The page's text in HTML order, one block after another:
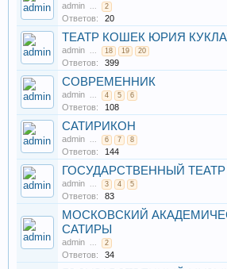
admin ... 2
Ответов: 20
ТЕАТР КОШЕК ЮРИЯ
admin ... 18 19 20
Ответов: 399
СОВРЕМЕННИК
admin ... 4 5 6
Ответов: 108
САТИРИКОН
admin ... 6 7 8
Ответов: 144
ГОСУДАРСТВЕННЫЙ
admin ... 3 4 5
Ответов: 83
МОСКОВСКИЙ
САТИРЫ
admin ... 2
Ответов: 34